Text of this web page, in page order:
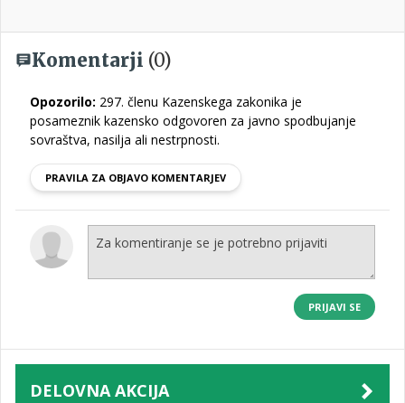
Komentarji (0)
Opozorilo: 297. členu Kazenskega zakonika je
posameznik kazensko odgovoren za javno spodbujanje
sovraštva, nasilja ali nestrpnosti.
PRAVILA ZA OBJAVO KOMENTARJEV
PRIJAVI SE
DELOVNA AKCIJA